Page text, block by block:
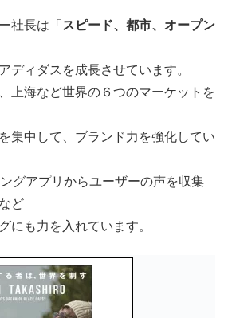
社長は「 スピード、都市、オープン
ディダスを成長させています。
上海など世界の６つのマーケットを
集中して、ブランド力を強化してい
グアプリからユーザーの声を収集
ど
にも力を入れています。